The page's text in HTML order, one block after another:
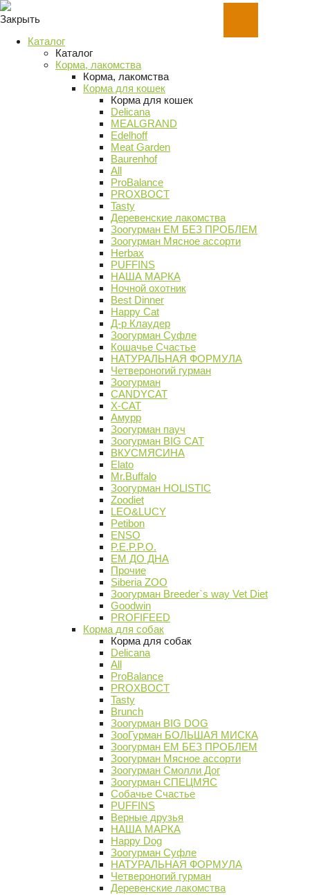
Закрыть
Каталог
Каталог
Корма, лакомства
Корма, лакомства
Корма для кошек
Корма для кошек
Delicana
MEALGRAND
Edelhoff
Meat Garden
Baurenhof
All
ProBalance
PROХВОСТ
Tasty
Деревенские лакомства
Зоогурман ЕМ БЕЗ ПРОБЛЕМ
Зоогурман Мясное ассорти
Herbax
PUFFINS
НАША МАРКА
Ночной охотник
Best Dinner
Happy Cat
Д-р Клаудер
Зоогурман Суфле
Кошачье Счастье
НАТУРАЛЬНАЯ ФОРМУЛА
Четвероногий гурман
Зоогурман
CANDYCAT
X-CAT
Амурр
Зоогурман пауч
Зоогурман BIG CAT
ВКУСМЯСИНА
Elato
Mr.Buffalo
Зоогурман HOLISTIC
Zoodiet
LEO&LUCY
Petibon
ENSO
P.E.P.P.O.
ЕМ ДО ДНА
Прочие
Siberia ZOO
Зоогурман Breeder`s way Vet Diet
Goodwin
PROFIFEED
Корма для собак
Корма для собак
Delicana
All
ProBalance
PROХВОСТ
Tasty
Brunch
Зоогурман BIG DOG
ЗооГурман БОЛЬШАЯ МИСКА
Зоогурман ЕМ БЕЗ ПРОБЛЕМ
Зоогурман Мясное ассорти
Зоогурман Смолли Дог
Зоогурман СПЕЦМЯС
Собачье Счастье
PUFFINS
Верные друзья
НАША МАРКА
Happy Dog
Зоогурман Суфле
НАТУРАЛЬНАЯ ФОРМУЛА
Четвероногий гурман
Деревенские лакомства